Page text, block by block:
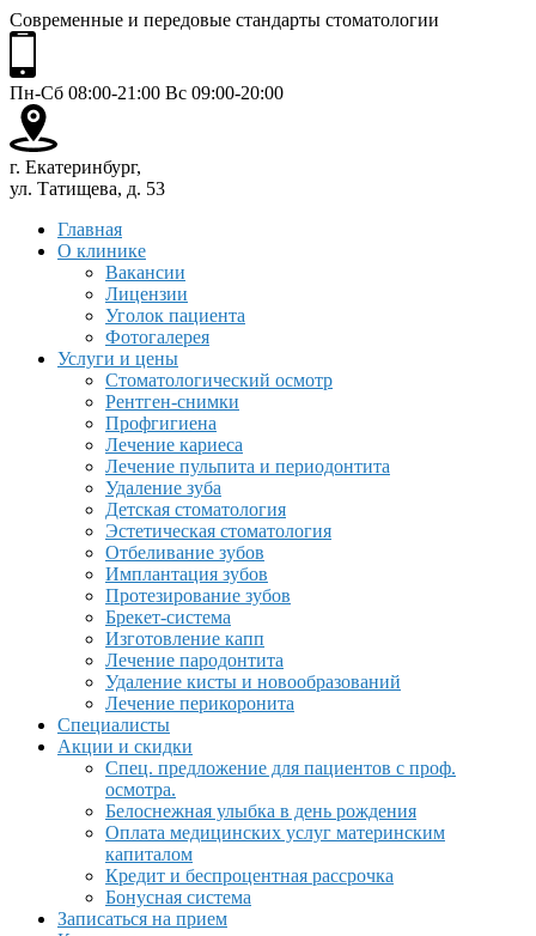
Современные и передовые стандарты стоматологии
Пн-Сб 08:00-21:00 Вс 09:00-20:00
г. Екатеринбург,
ул. Татищева, д. 53
Главная
О клинике
Вакансии
Лицензии
Уголок пациента
Фотогалерея
Услуги и цены
Стоматологический осмотр
Рентген-снимки
Профгигиена
Лечение кариеса
Лечение пульпита и периодонтита
Удаление зуба
Детская стоматология
Эстетическая стоматология
Отбеливание зубов
Имплантация зубов
Протезирование зубов
Брекет-система
Изготовление капп
Лечение пародонтита
Удаление кисты и новообразований
Лечение перикоронита
Специалисты
Акции и скидки
Спец. предложение для пациентов с проф.
осмотра.
Белоснежная улыбка в день рождения
Оплата медицинских услуг материнским
капиталом
Кредит и беспроцентная рассрочка
Бонусная система
Записаться на прием